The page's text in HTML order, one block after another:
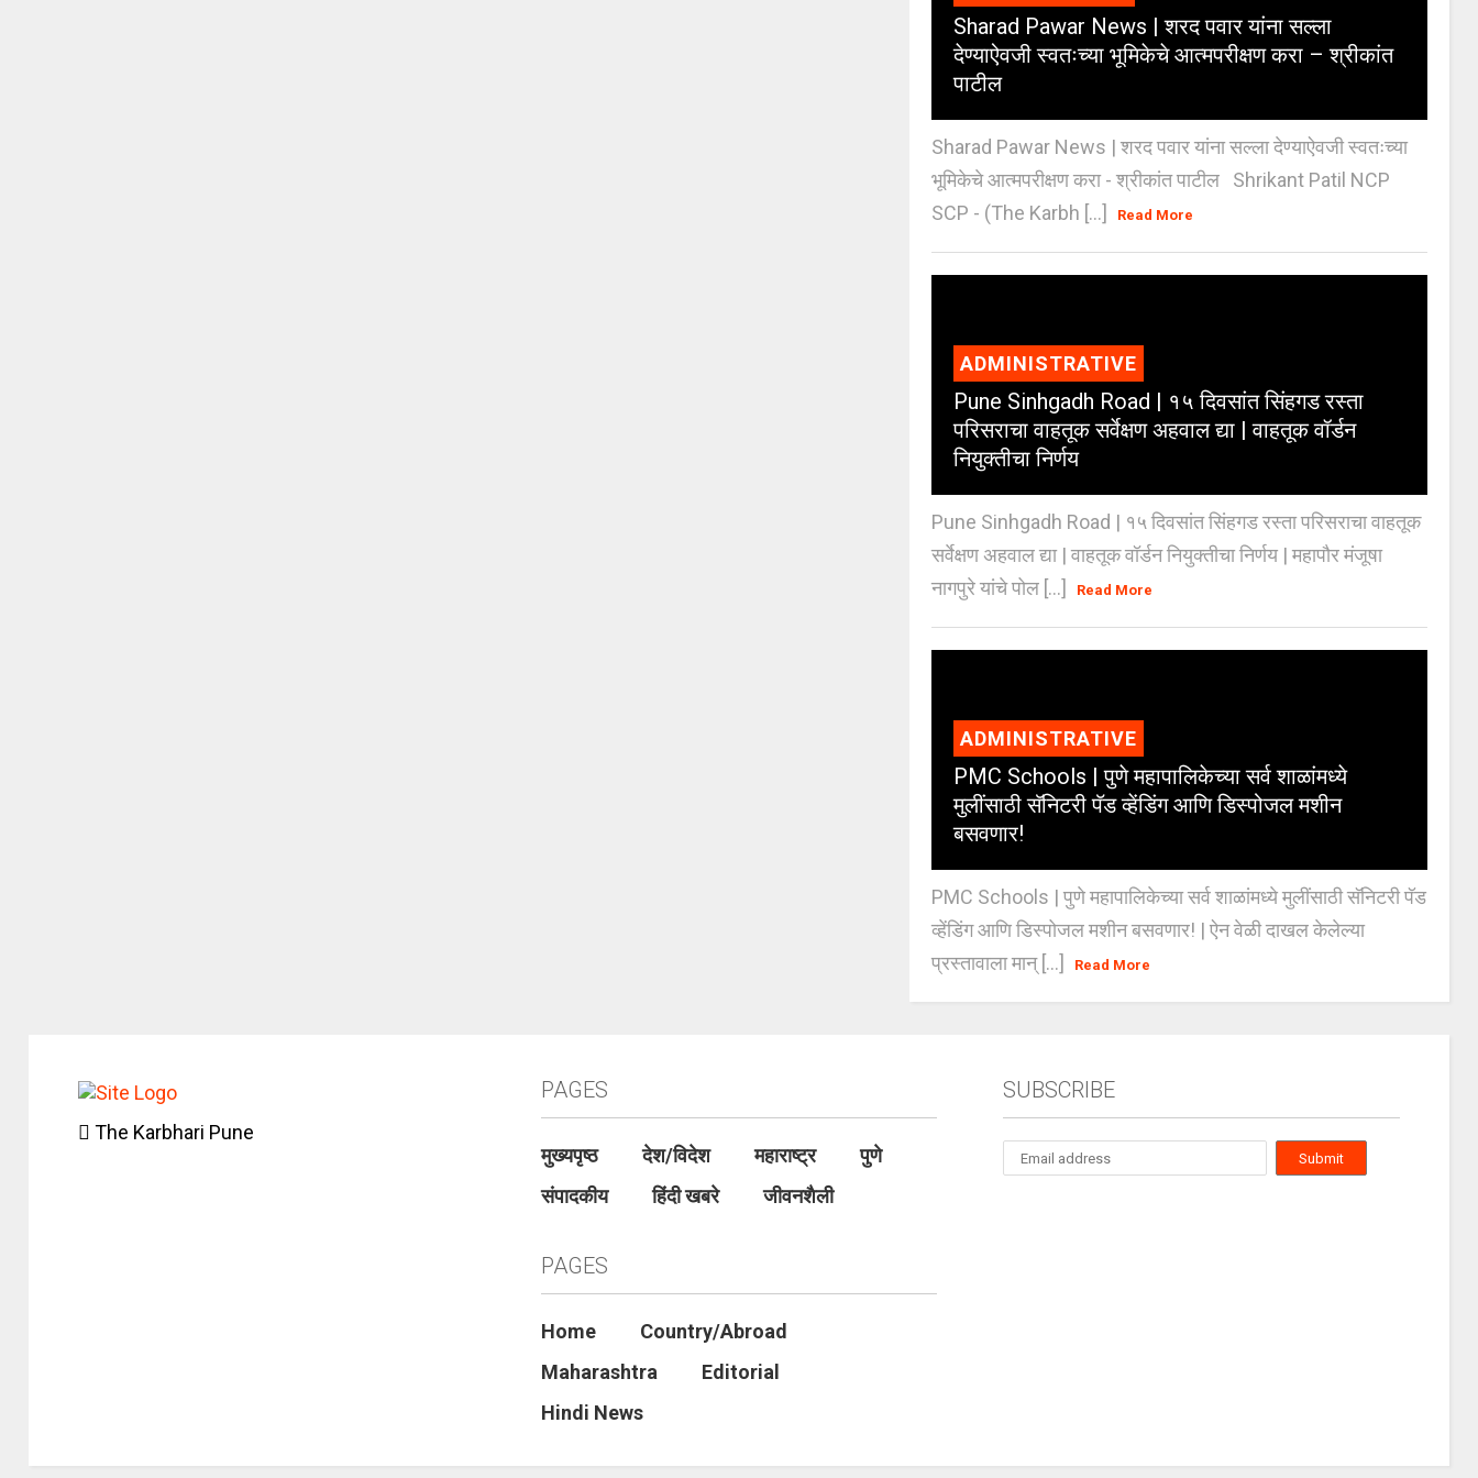
Sharad Pawar News | शरद पवार यांना सल्ला
देण्याऐवजी स्वतःच्या भूमिकेचे आत्मपरीक्षण करा – श्रीकांत
पाटील
Sharad Pawar News | शरद पवार यांना सल्ला देण्याऐवजी स्वतःच्या
भूमिकेचे आत्मपरीक्षण करा - श्रीकांत पाटील Shrikant Patil NCP
SCP - (The Karbh [...]
Read More
ADMINISTRATIVE
Pune Sinhgadh Road | १५ दिवसांत सिंहगड रस्ता
परिसराचा वाहतूक सर्वेक्षण अहवाल द्या | वाहतूक वॉर्डन
नियुक्तीचा निर्णय
Pune Sinhgadh Road | १५ दिवसांत सिंहगड रस्ता परिसराचा वाहतूक
सर्वेक्षण अहवाल द्या | वाहतूक वॉर्डन नियुक्तीचा निर्णय | महापौर मंजूषा
नागपुरे यांचे पोल [...]
Read More
ADMINISTRATIVE
PMC Schools | पुणे महापालिकेच्या सर्व शाळांमध्ये
मुलींसाठी सॅनिटरी पॅड व्हेंडिंग आणि डिस्पोजल मशीन
बसवणार!
PMC Schools | पुणे महापालिकेच्या सर्व शाळांमध्ये मुलींसाठी सॅनिटरी पॅड
व्हेंडिंग आणि डिस्पोजल मशीन बसवणार! | ऐन वेळी दाखल केलेल्या
प्रस्तावाला मान् [...]
Read More
The Karbhari Pune
PAGES
मुख्यपृष्ठ देश/विदेश महाराष्ट्र
पुणे
संपादकीय
हिंदी खबरे जीवनशैली
PAGES
Home
Country/Abroad
Maharashtra
Editorial
Hindi News
SUBSCRIBE